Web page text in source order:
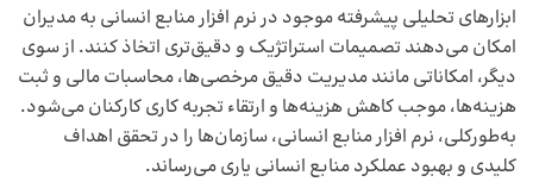
ابزارهای تحلیلی پیشرفته موجود در نرم ‌افزار منابع انسانی به مدیران
امکان می‌دهند تصمیمات استراتژیک و دقیق‌تری اتخاذ کنند. از سوی
دیگر، امکاناتی مانند مدیریت دقیق مرخصی‌ها، محاسبات مالی و ثبت
هزینه‌ها، موجب کاهش هزینه‌ها و ارتقاء تجربه کاری کارکنان می‌شود.
به‌طورکلی، نرم ‌‌افزار منابع انسانی، سازمان‌ها را در تحقق اهداف
کلیدی و بهبود عملکرد منابع انسانی یاری می‌رساند.